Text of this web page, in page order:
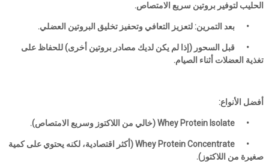
الحليب لتوفير بروتين سريع الامتصاص.
• بعد التمرين: لتعزيز التعافي وتحفيز تخليق البروتين العضلي.
•
قبل السحور (إذا لم يكن لديك مصادر بروتين أخرى) للحفاظ على
تغذية العضلات أثناء الصيام.
أفضل الأنواع:
• Whey Protein Isolate (خالي من اللاكتوز وسريع الامتصاص).
•
Whey Protein Concentrate (أكثر اقتصادية، لكنه يحتوي على كمية
صغيرة من اللاكتوز).